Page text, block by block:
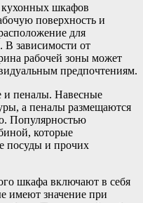
кухонных шкафов
поверхность и
для
В зависимости от
рабочей зоны может
предпочтениям.
и пеналы. Навесные
а пеналы размещаются
Популярностью
которые
посуды и прочих
шкафа включают в себя
имеют значение при